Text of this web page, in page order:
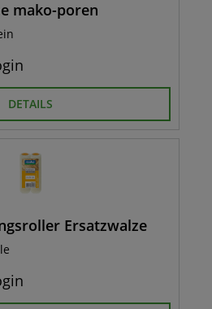
mako-poren
DETAILS
Ersatzwalze